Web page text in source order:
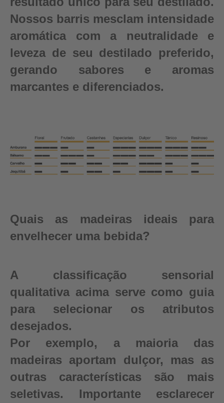
Nossos barris mesclam intensidade
aromática com a neutralidade e
leveza de seu destilado preferido,
gerando sabores e aromas
marcantes e diferenciados.
Quais as madeiras ideais para
envelhecer uma bebida?
A classificação sensorial
qualitativa acima serve como guia
para selecionar os atributos
desejados.
Por exemplo, a maioria das
madeiras aportam dulçor, mas as
outras características são mais
seletivas. Importante esclarecer